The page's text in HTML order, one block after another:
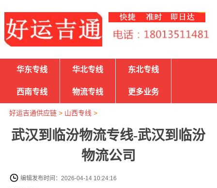
华东专线 华北专线 东北专线
西南专线 物流专线 更多业务
好运吉通供应链> 山西专线 >
武汉到临汾物流专线-武汉到临汾
物流公司
编辑发布时间：2026-04-14 10:24:16